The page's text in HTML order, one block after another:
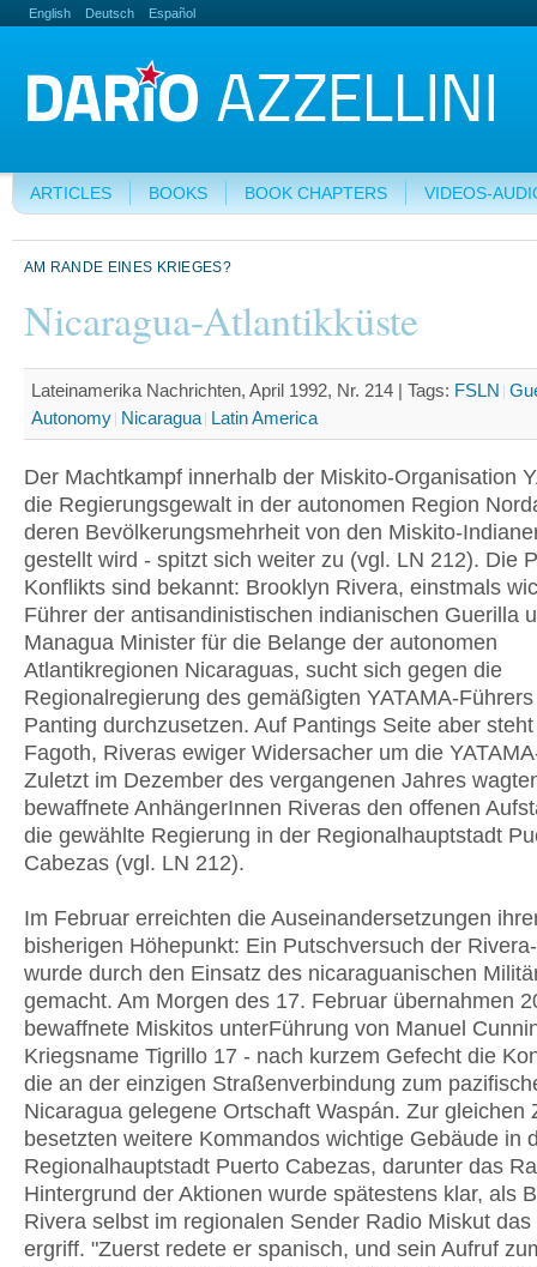
English Deutsch Español
ARTICLES BOOKS BOOK CHAPTERS VIDEOS-
AM RANDE EINES KRIEGES?
Nicaragua-Atlantikküste
Lateinamerika Nachrichten, April 1992, Nr. 214 | Tags: FSLN
Autonomy Nicaragua Latin America
Der Machtkampf innerhalb der Miskito-Organisation
die Regierungsgewalt in der autonomen Region
deren Bevölkerungsmehrheit von den Miskito-
gestellt wird - spitzt sich weiter zu (vgl. LN 212). Die
Konflikts sind bekannt: Brooklyn Rivera, einstmals
Führer der antisandinistischen indianischen Guerilla
Managua Minister für die Belange der autonomen
Atlantikregionen Nicaraguas, sucht sich gegen die
Regionalregierung des gemäßigten YATAMA-
Panting durchzusetzen. Auf Pantings Seite aber
Fagoth, Riveras ewiger Widersacher um die
Zuletzt im Dezember des vergangenen Jahres
bewaffnete AnhängerInnen Riveras den offenen
die gewählte Regierung in der Regionalhauptstadt
Cabezas (vgl. LN 212).
Im Februar erreichten die Auseinandersetzungen
bisherigen Höhepunkt: Ein Putschversuch der
wurde durch den Einsatz des nicaraguanischen
gemacht. Am Morgen des 17. Februar übernahmen
bewaffnete Miskitos unterFührung von Manuel
Kriegsname Tigrillo 17 - nach kurzem Gefecht die
die an der einzigen Straßenverbindung zum
Nicaragua gelegene Ortschaft Waspán. Zur gleichen
besetzten weitere Kommandos wichtige Gebäude in
Regionalhauptstadt Puerto Cabezas, darunter das
Hintergrund der Aktionen wurde spätestens klar, als
Rivera selbst im regionalen Sender Radio Miskut das
ergriff. "Zuerst redete er spanisch, und sein Aufruf